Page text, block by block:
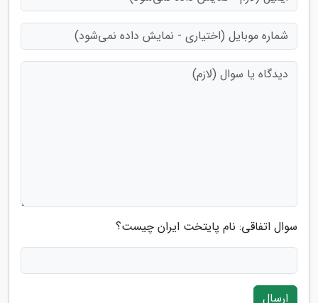
سوال اتفاقی: نام پایتخت ایران چیست؟
ارسال